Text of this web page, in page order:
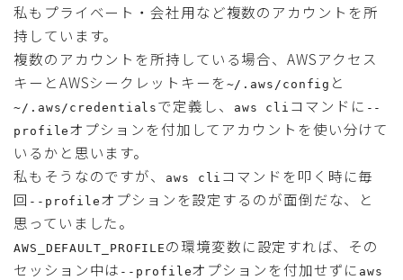
私もプライベート・会社用など複数のアカウントを所
持しています。
複数のアカウントを所持している場合、AWSアクセス
キーとAWSシークレットキーを ~/.aws/config と
~/.aws/credentials で定義し、 aws cli コマンドに --
profile オプションを付加してアカウントを使い分けて
いるかと思います。
私もそうなのですが、
aws cli コマンドを叩く時に毎
回 --profile オプションを設定するのが面倒だな、と
思っていました。
AWS_DEFAULT_PROFILE の環境変数に設定すれば、その
セッション中は --profileオプションを付加せずに aws